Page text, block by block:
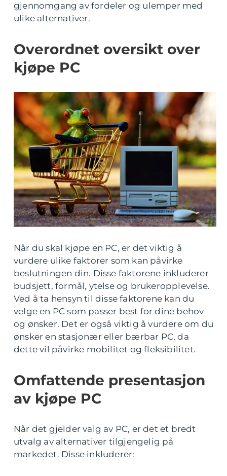
gjennomgang av fordeler og ulemper med
ulike alternativer.
Overordnet oversikt over
kjøpe PC
Når du skal kjøpe en PC, er det viktig å
vurdere ulike faktorer som kan påvirke
beslutningen din. Disse faktorene inkluderer
budsjett, formål, ytelse og brukeropplevelse.
Ved å ta hensyn til disse faktorene kan du
velge en PC som passer best for dine behov
og ønsker. Det er også viktig å vurdere om du
ønsker en stasjonær eller bærbar PC, da
dette vil påvirke mobilitet og fleksibilitet.
Omfattende presentasjon
av kjøpe PC
Når det gjelder valg av PC, er det et bredt
utvalg av alternativer tilgjengelig på
markedet. Disse inkluderer: